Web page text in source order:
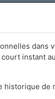
instant